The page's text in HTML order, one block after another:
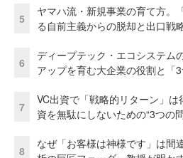
5
ヤマハ流・新規事業の育て方。
る自前主義からの脱却と出口戦
6
ディープテック・エコシステム
アップを育む大企業の役割と「3
7
VC出資で「戦略的リターン」
資を無駄にしないための“3つの
8
なぜ「お客様は神様です」は